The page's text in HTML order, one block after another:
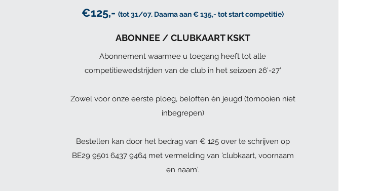
€125,-(tot 31/07. Daarna aan € 135,- tot start competitie)
ABONNEE / CLUBKAART KSKT
Abonnement waarmee u toegang heeft tot alle
competitiewedstrijden van de club in het seizoen 26′-27′
Zowel voor onze eerste ploeg, beloften én jeugd(tornooien niet
inbegrepen)
Bestellen kan door het bedrag van € 125 over te schrijven op
BE29 9501 6437 9464 met vermelding van 'clubkaart, voornaam
en naam'.